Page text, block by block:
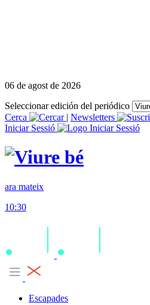
06 de agost de 2026
Seleccionar edición del periódico
Cerca
| Newsletters
Iniciar Sessió
ara mateix
10:30
Escapades